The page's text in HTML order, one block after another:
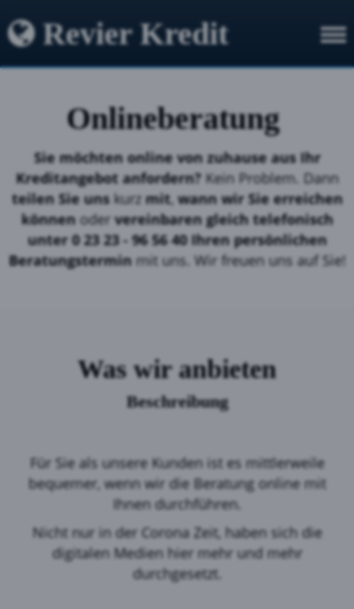
Revier Kredit
Onlineberatung
Sie möchten online von zuhause aus Ihr
Kreditangebot anfordern?Kein Problem. Dann
teilen Sie unskurzmit,wann wir Sie erreichen
könnenodervereinbaren gleich telefonisch
unter 0 23 23 - 96 56 40 Ihren persönlichen
Beratungsterminmit uns. Wir freuen uns auf Sie!
Was wir anbieten
Beschreibung
Für Sie als unsere Kunden ist es mittlerweile
bequemer, wenn wir die Beratung online mit
Ihnen durchführen.
Nicht nur in der Corona Zeit, haben sich die
digitalen Medien hier mehr und mehr
durchgesetzt.